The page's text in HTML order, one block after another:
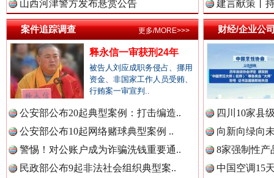
中国参政网.中
中国全民新闻网.
中国公众新闻网.
雄关漫道展新颜 “
衣柜里的秘密 高速路
山西河津警方发布悬赏公告
建言献策丨
案件追踪调查
释永信一审获刑24年
被告人刘应成职务侵占、挪用
资金、非国家工作人员受贿、
行贿案一审宣判..
公安部公布20起典型案例：打击编造..
公安部公布10起网络赌球典型案例 ..
警惕！对公账户成为诈骗洗钱重要通..
民政部公布9起非法社会组织典型案..
更多/MORE>>> 财经/企业公
四川10家县
向新向绿向
8家强制性产
中国空调15